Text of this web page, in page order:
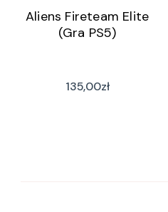
Aliens Fireteam Elite
(Gra PS5)
135,00zł